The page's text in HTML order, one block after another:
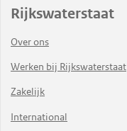
Rijkswaterstaat
Over ons
Werken bij Rijkswaterstaat
Zakelijk
International